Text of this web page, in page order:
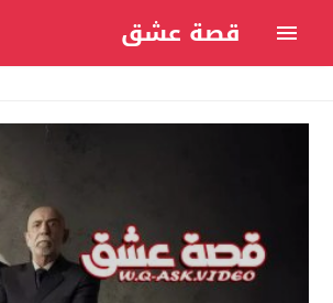
قصة عشق